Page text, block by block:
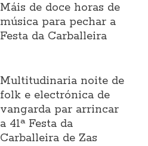
Máis de doce horas de
música para pechar a
Festa da Carballeira
Multitudinaria noite de
folk e electrónica de
vangarda par arrincar
a 41ª Festa da
Carballeira de Zas